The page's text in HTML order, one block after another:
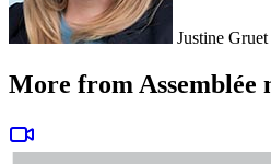
Justine Gruet
More from Assemblée